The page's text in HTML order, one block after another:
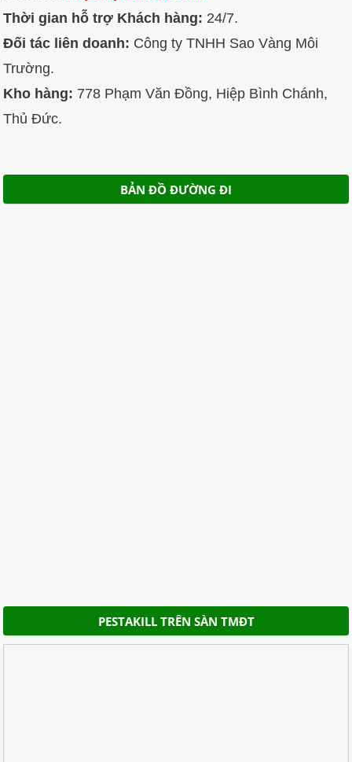
Thời gian hỗ trợ Khách hàng: 24/7.
Đối tác liên doanh: Công ty TNHH Sao Vàng Môi
Trường.
Kho hàng: 778 Phạm Văn Đồng, Hiệp Bình Chánh,
Thủ Đức.
BẢN ĐỒ ĐƯỜNG ĐI
PESTAKILL TRÊN SÀN TMĐT